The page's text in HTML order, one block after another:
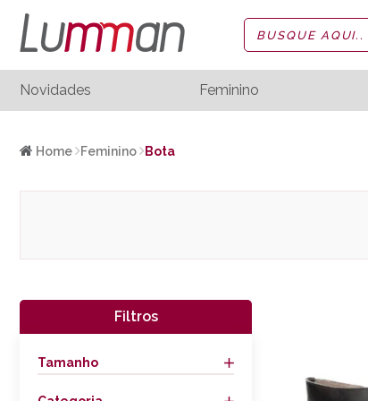
Novidades Feminino
Home Feminino Bota
Filtros
Tamanho